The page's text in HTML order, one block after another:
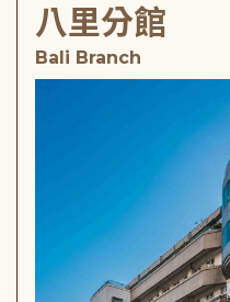
八里分館
Bali Branch